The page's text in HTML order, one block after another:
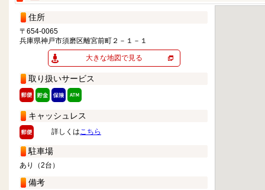
住所
〒654-0065
兵庫県神戸市須磨区離宮前町２－１－１
大きな地図で見る
取り扱いサービス
キャッシュレス
詳しくはこちら
駐車場
あり（2台）
備考